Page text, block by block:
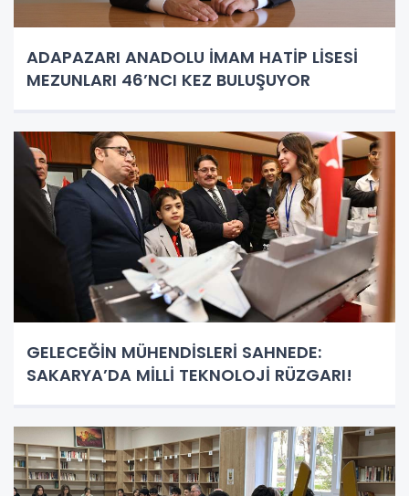
ADAPAZARI ANADOLU İMAM HATİP LİSESİ
MEZUNLARI 46’NCI KEZ BULUŞUYOR
GELECEĞİN MÜHENDİSLERİ SAHNEDE:
SAKARYA’DA MİLLİ TEKNOLOJİ RÜZGARI!